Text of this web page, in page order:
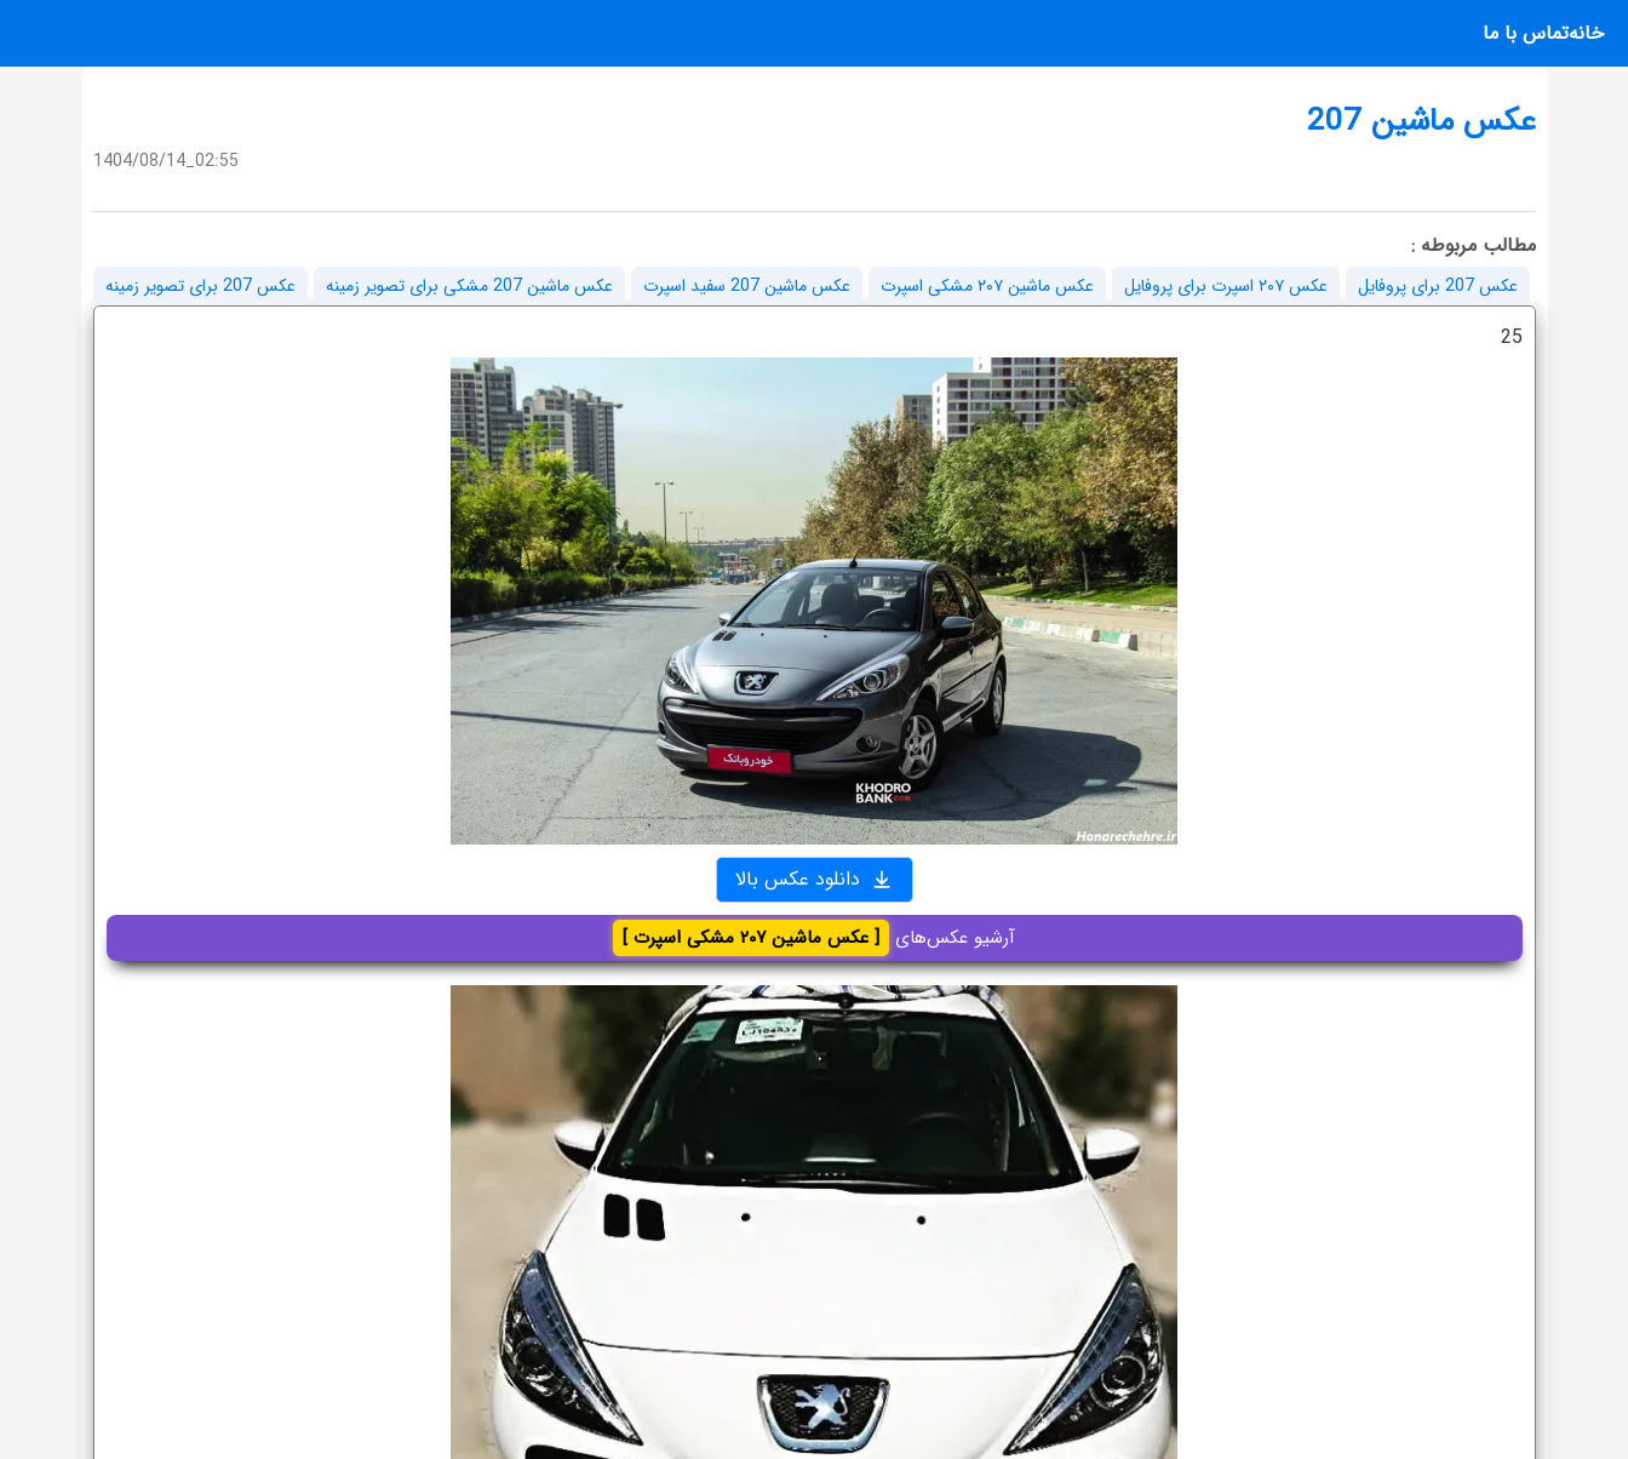
خانهتماس با ما
عکس ماشین 207
1404/08/14_02:55
مطالب مربوطه :
عکس 207 برای پروفایل عکس ۲۰۷ اسپرت برای پروفایل عکس ماشین ۲۰۷ مشکی اسپرت عکس ماشین 207 سفید اسپرت عکس ماشین 207 مشکی برای تصویر زمینه عکس 207 برای تصویر زمینه
25
دانلود عکس بالا
آرشیو عکس‌های [ عکس ماشین ۲۰۷ مشکی اسپرت ]